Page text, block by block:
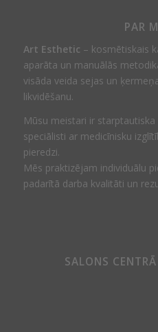
PAR
Art Esthetic – kosmētiskais
aparāta un manuālās
visāda veida sejas un
likvidēšanu.
Mūsu meistari ir
speciālisti ar medicīnisku
pieredzi.
Mēs praktizējam individuālu
padarītā darba kvalitāti un
SALONS